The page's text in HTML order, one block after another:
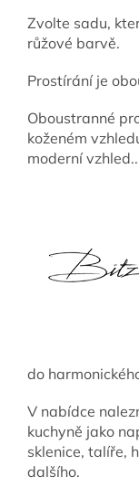
Zvolte sadu,
růžové barvě.
Prostírání je
Oboustranné
koženém
moderní vzhled..
do
V nabídce
kuchyně jako
sklenice, talíře,
dalšího.